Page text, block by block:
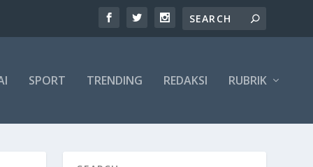
SPORT TRENDING REDAKSI RUBRIK